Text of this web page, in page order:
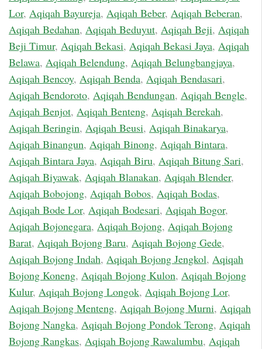
Lor, Aqiqah Bayureja, Aqiqah Beber, Aqiqah Beberan,
Aqiqah Bedahan, Aqiqah Beduyut, Aqiqah Beji, Aqiqah
Beji Timur, Aqiqah Bekasi, Aqiqah Bekasi Jaya, Aqiqah
Belawa, Aqiqah Belendung, Aqiqah Belungbangjaya,
Aqiqah Bencoy, Aqiqah Benda, Aqiqah Bendasari,
Aqiqah Bendoroto, Aqiqah Bendungan, Aqiqah Bengle,
Aqiqah Benjot, Aqiqah Benteng, Aqiqah Berekah,
Aqiqah Beringin, Aqiqah Beusi, Aqiqah Binakarya,
Aqiqah Binangun, Aqiqah Binong, Aqiqah Bintara,
Aqiqah Bintara Jaya, Aqiqah Biru, Aqiqah Bitung Sari,
Aqiqah Biyawak, Aqiqah Blanakan, Aqiqah Blender,
Aqiqah Bobojong, Aqiqah Bobos, Aqiqah Bodas,
Aqiqah Bode Lor, Aqiqah Bodesari, Aqiqah Bogor,
Aqiqah Bojonegara, Aqiqah Bojong, Aqiqah Bojong
Barat, Aqiqah Bojong Baru, Aqiqah Bojong Gede,
Aqiqah Bojong Indah, Aqiqah Bojong Jengkol, Aqiqah
Bojong Koneng, Aqiqah Bojong Kulon, Aqiqah Bojong
Kulur, Aqiqah Bojong Longok, Aqiqah Bojong Lor,
Aqiqah Bojong Menteng, Aqiqah Bojong Murni, Aqiqah
Bojong Nangka, Aqiqah Bojong Pondok Terong, Aqiqah
Bojong Rangkas, Aqiqah Bojong Rawalumbu, Aqiqah